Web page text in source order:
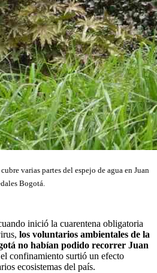
varias partes del espejo de agua en Juan
Bogotá.
inició la cuarentena obligatoria
los voluntarios ambientales de la
no habían podido recorrer Juan
confinamiento surtió un efecto
ecosistemas del país.